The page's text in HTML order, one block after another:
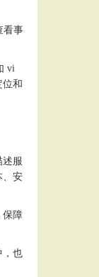
看事
vi
和
述服
、安
保障
，也